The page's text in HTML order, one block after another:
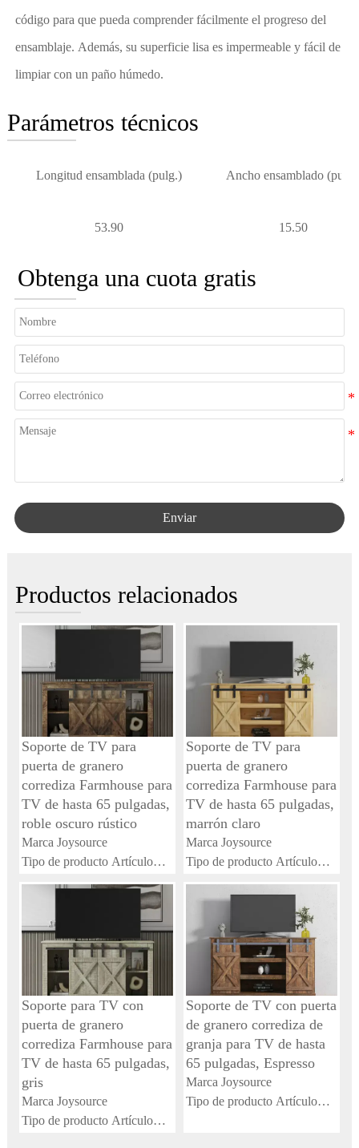
código para que pueda comprender fácilmente el progreso del
ensamblaje. Además, su superficie lisa es impermeable y fácil de
limpiar con un paño húmedo.
Parámetros técnicos
Longitud ensamblada (pulg.) Ancho ensamblado
53.90 15.50
Obtenga una cuota gratis
Enviar
Productos relacionados
Soporte de TV para
puerta de granero
corrediza Farmhouse para
TV de hasta 65 pulgadas,
roble oscuro rústico
Marca Joysource
Tipo de producto Artículo
Nombre del producto Soporte
de TV con puerta de granero
corrediza Farmhouse para
TV de hasta 65 pulgadas,
roble oscuro rústico
Color principal Roble
Material principal MDF
Soporte de TV para
puerta de granero
corrediza Farmhouse para
TV de hasta 65 pulgadas,
marrón claro
Marca Joysource
Tipo de producto Artículo
Nombre del producto Soporte
de TV con puerta de granero
corrediza Farmhouse para
TV de hasta 65 pulgadas,
marrón claro
Color principal Marrón claro
Material principal MDF
Soporte para TV con
puerta de granero
corrediza Farmhouse para
TV de hasta 65 pulgadas,
gris
Marca Joysource
Tipo de producto Artículo
Soporte de TV con puerta
de granero corrediza de
granja para TV de hasta
65 pulgadas, Espresso
Marca Joysource
Tipo de producto Artículo